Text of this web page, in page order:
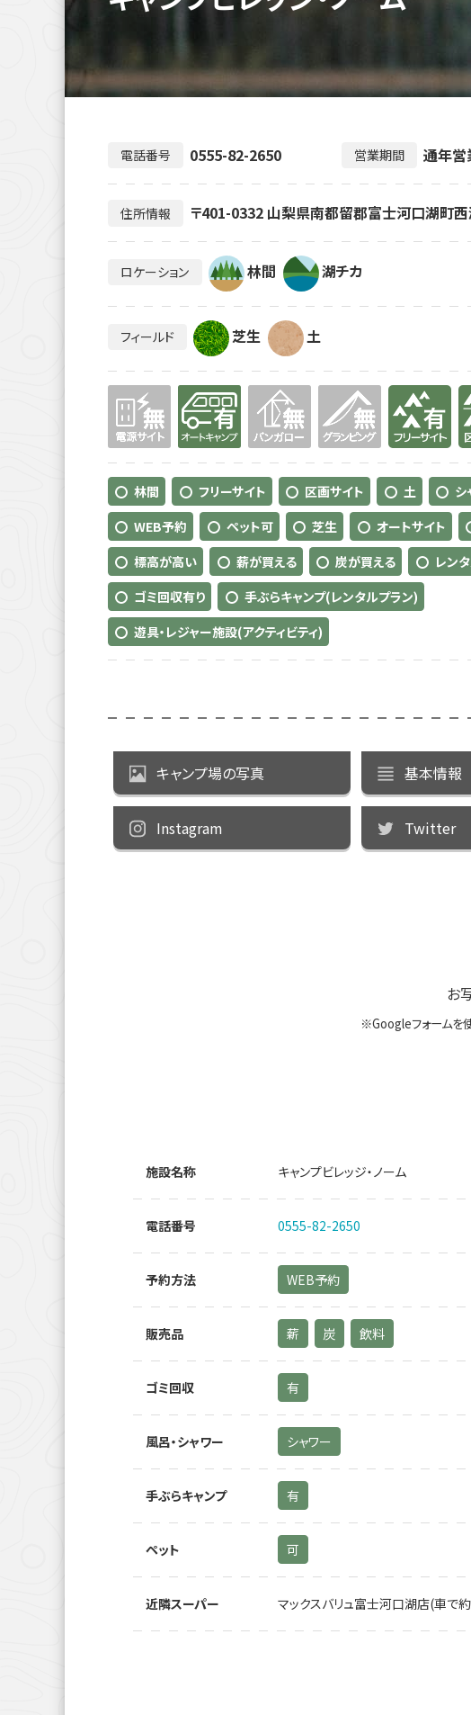
電話番号 0555-82-2650 営業期間 通年営
住所情報 〒401-0332 山梨県南都留郡富士河口湖町
ロケーション 林間 湖チカ
フィールド 芝生 土
無 有り 有り
林間 フリーサイト 区画サイト 土
シ
WEB予約
ペット可 芝生 オートサイト
標高が高い
薪が買える 炭が買える
レン
ゴミ回収有り
手ぶらキャンプ(レンタルプラン)
遊具・レジャー施設(アクティビティ)
キャンプ場の写真 基本情報
Instagram Twitter
お
※Googleフォームを
施設名称 キャンプビレッジ・ノーム
電話番号 0555-82-2650
予約方法 WEB予約
販売品 薪 炭 飲料
ゴミ回収 有
風呂・シャワー シャワー
手ぶらキャンプ 有
ペット 可
近隣スーパー マックスバリュ富士河口湖店(車で